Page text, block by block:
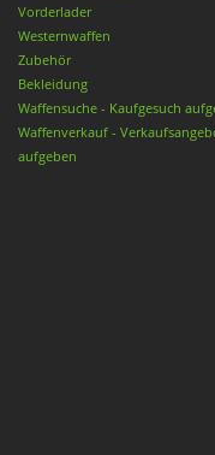
Vorderlader
Westernwaffen
Zubehör
Bekleidung
Waffensuche - Kaufgesuch
Waffenverkauf -
aufgeben